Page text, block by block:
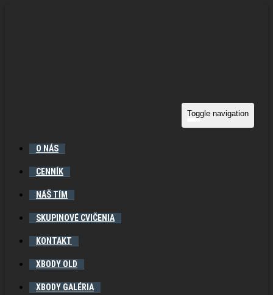
Toggle navigation
O NÁS
CENNÍK
NÁŠ TÍM
SKUPINOVÉ CVIČENIA
KONTAKT
XBODY OLD
XBODY GALÉRIA